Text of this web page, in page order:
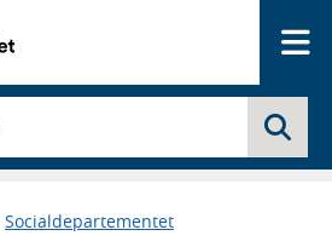
Socialdepartementet